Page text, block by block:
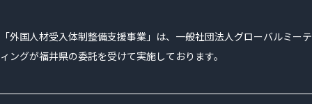
「外国人材受入体制整備支援事業」は、 一般社団法人グローバルミーテ
ィングが福井県の委託を受けて実施しております。